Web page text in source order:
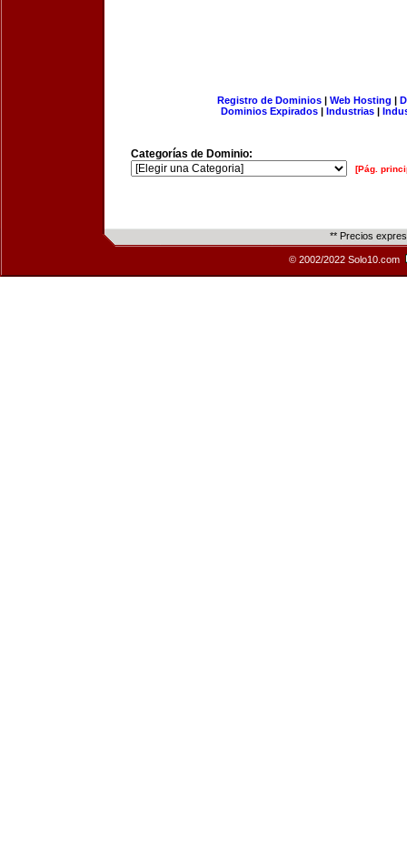
Registro de Dominios| Web Hosting |
Dominios Expirados | Industrias |
Categorías de Dominio:
[Pág.
** Precios
© 2002/2022 Solo10.com